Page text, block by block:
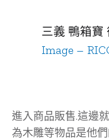
三義 鴨箱寶
Image –
進入商品販售.這邊
為木雕等物品是他